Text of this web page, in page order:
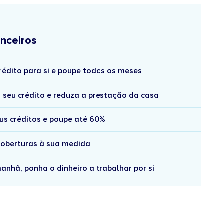
para si e poupe todos os meses
crédito e reduza a prestação da casa
créditos e poupe até 60%
à sua medida
ponha o dinheiro a trabalhar por si